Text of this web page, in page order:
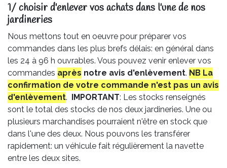
1/ choisir d'enlever vos achats dans l'une de nos
jardineries​
Nous mettons tout en oeuvre pour préparer vos
commandes dans les plus brefs délais: en général dans
les 24 à 96 h ouvrables. Vous pouvez venir enlever vos
commandes après notre avis d'enlèvement. NB La
confirmation de votre commande n'est pas un avis
d'enlèvement. IMPORTANT: Les stocks renseignés
sont le total des stocks de nos deux jardineries. Une ou
plusieurs marchandises pourraient n'être en stock que
dans l'une des deux. Nous pouvons les transférer
rapidement: un véhicule fait régulièrement la navette
entre les deux sites.